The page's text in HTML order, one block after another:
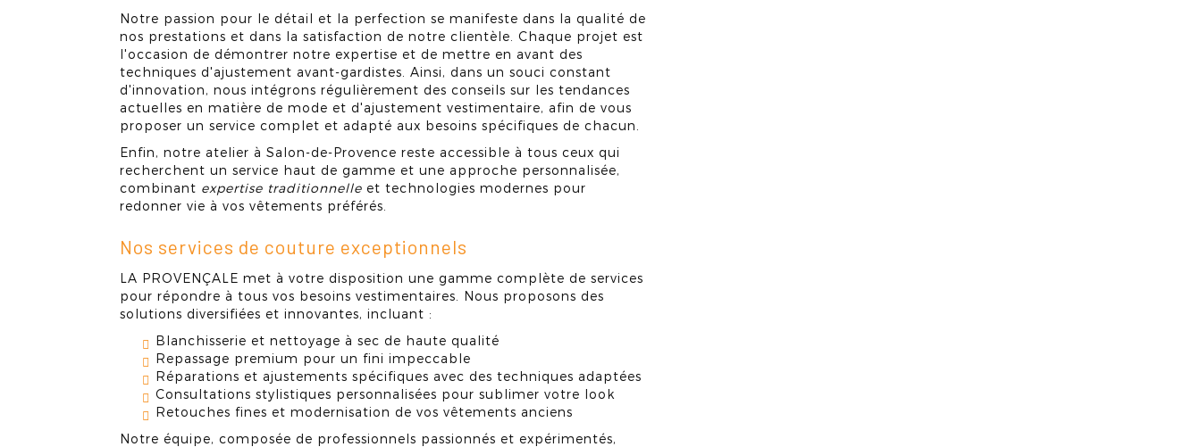
Notre passion pour le détail et la perfection se manifeste dans la qualité de
nos prestations et dans la satisfaction de notre clientèle. Chaque projet est
l'occasion de démontrer notre expertise et de mettre en avant des
techniques d'ajustement avant-gardistes. Ainsi, dans un souci constant
d'innovation, nous intégrons régulièrement des conseils sur les tendances
actuelles en matière de mode et d'ajustement vestimentaire, afin de vous
proposer un service complet et adapté aux besoins spécifiques de chacun.
Enfin, notre atelier à Salon-de-Provence reste accessible à tous ceux qui
recherchent un service haut de gamme et une approche personnalisée,
combinant expertise traditionnelle et technologies modernes pour
redonner vie à vos vêtements préférés.
Nos services de couture exceptionnels
LA PROVENÇALE met à votre disposition une gamme complète de services
pour répondre à tous vos besoins vestimentaires. Nous proposons des
solutions diversifiées et innovantes, incluant :
Blanchisserie et nettoyage à sec de haute qualité
Repassage premium pour un fini impeccable
Réparations et ajustements spécifiques avec des techniques adaptées
Consultations stylistiques personnalisées pour sublimer votre look
Retouches fines et modernisation de vos vêtements anciens
Notre équipe, composée de professionnels passionnés et expérimentés,